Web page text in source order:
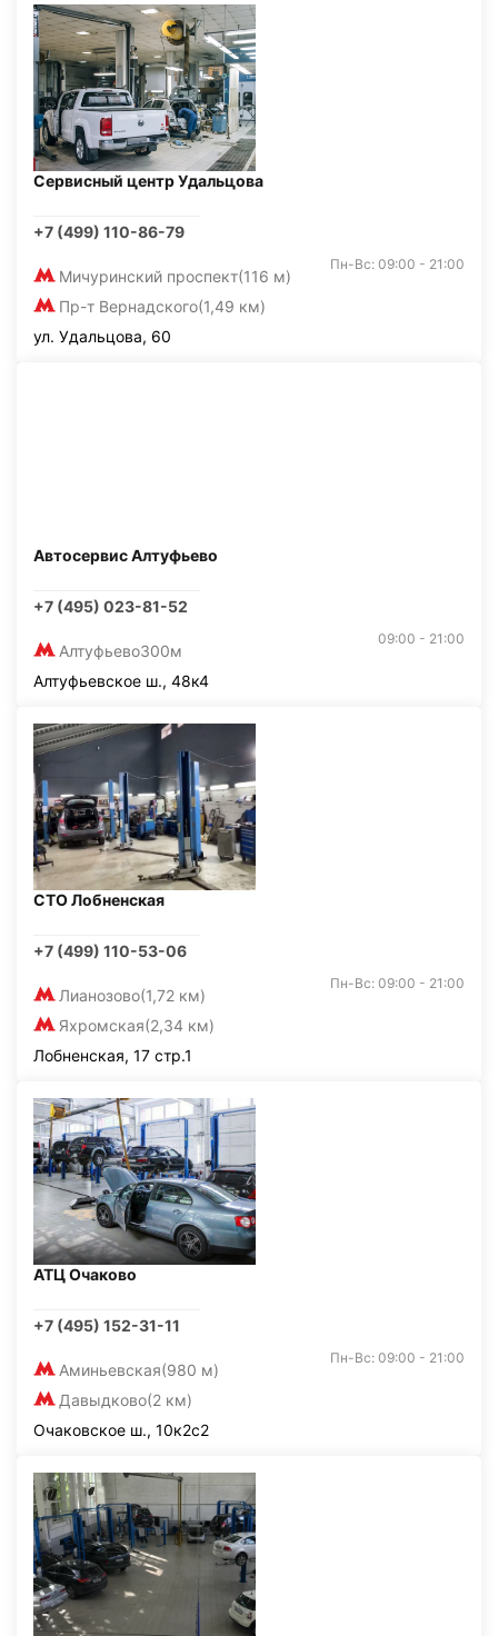
Сервисный центр Удальцова
+7 (499) 110-86-79
Мичуринский проспект(116 м)
Пр-т Вернадского(1,49 км)
Пн-Вс: 09:00 - 21:00
ул. Удальцова, 60
Автосервис Алтуфьево
+7 (495) 023-81-52
Алтуфьево300м
09:00 - 21:00
Алтуфьевское ш., 48к4
СТО Лобненская
+7 (499) 110-53-06
Лианозово(1,72 км)
Яхромская(2,34 км)
Пн-Вс: 09:00 - 21:00
Лобненская, 17 стр.1
АТЦ Очаково
+7 (495) 152-31-11
Аминьевская(980 м)
Давыдково(2 км)
Пн-Вс: 09:00 - 21:00
Очаковское ш., 10к2с2